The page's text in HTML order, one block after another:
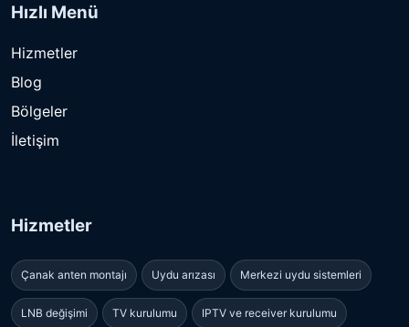
Hızlı Menü
Hizmetler
Blog
Bölgeler
İletişim
Hizmetler
Çanak anten montajı Uydu arızası Merkezi uydu sistemleri
LNB değişimi TV kurulumu IPTV ve receiver kurulumu